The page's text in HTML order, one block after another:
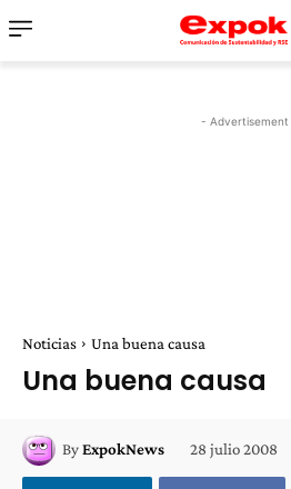
- Advertisement
Noticias Una buena causa
Una buena causa
ByExpokNews 28 julio 2008